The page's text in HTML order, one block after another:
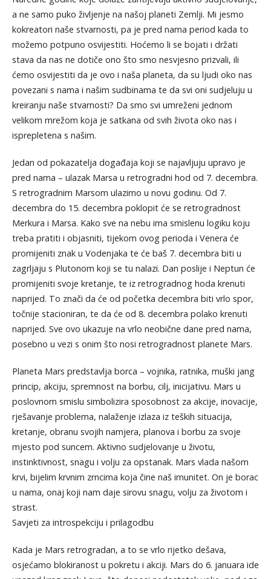
a ne samo puko življenje na našoj planeti Zemlji. Mi jesmo
kokreatori naše stvarnosti, pa je pred nama period kada to
možemo potpuno osvijestiti. Hoćemo li se bojati i držati
stava da nas ne dotiče ono što smo nesvjesno prizvali, ili
ćemo osvijestiti da je ovo i naša planeta, da su ljudi oko nas
povezani s nama i našim sudbinama te da svi oni sudjeluju u
kreiranju naše stvarnosti? Da smo svi umreženi jednom
velikom mrežom koja je satkana od svih života oko nas i
isprepletena s našim.
Jedan od pokazatelja događaja koji se najavljuju upravo je
pred nama – ulazak Marsa u retrogradni hod od 7. decembra.
S retrogradnim Marsom ulazimo u novu godinu. Od 7.
decembra do 15. decembra poklopit će se retrogradnost
Merkura i Marsa. Kako sve na nebu ima smislenu logiku koju
treba pratiti i objasniti, tijekom ovog perioda i Venera će
promijeniti znak u Vodenjaka te će baš 7. decembra biti u
zagrljaju s Plutonom koji se tu nalazi. Dan poslije i Neptun će
promijeniti svoje kretanje, te iz retrogradnog hoda krenuti
naprijed. To znači da će od početka decembra biti vrlo spor,
točnije stacioniran, te da će od 8. decembra polako krenuti
naprijed. Sve ovo ukazuje na vrlo neobične dane pred nama,
posebno u vezi s onim što nosi retrogradnost planete Mars.
Planeta Mars predstavlja borca – vojnika, ratnika, muški jang
princip, akciju, spremnost na borbu, cilj, inicijativu. Mars u
poslovnom smislu simbolizira sposobnost za akcije, inovacije,
rješavanje problema, nalaženje izlaza iz teških situacija,
kretanje, obranu svojih namjera, planova i borbu za svoje
mjesto pod suncem. Aktivno sudjelovanje u životu,
instinktivnost, snagu i volju za opstanak. Mars vlada našom
krvi, bijelim krvnim zrncima koja čine naš imunitet. On je borac
u nama, onaj koji nam daje sirovu snagu, volju za životom i
strast.
Savjeti za introspekciju i prilagodbu
Kada je Mars retrogradan, a to se vrlo rijetko dešava,
osjećamo blokiranost u pokretu i akciji. Mars do 6. januara ide